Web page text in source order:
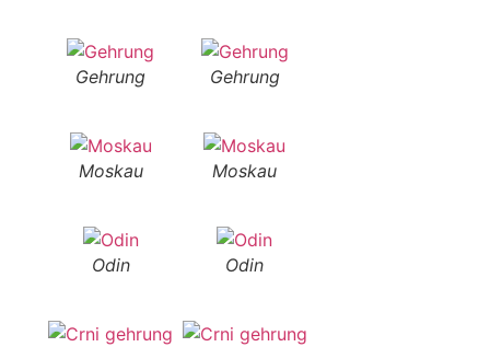
Gehrung Gehrung
Moskau Moskau
Odin Odin